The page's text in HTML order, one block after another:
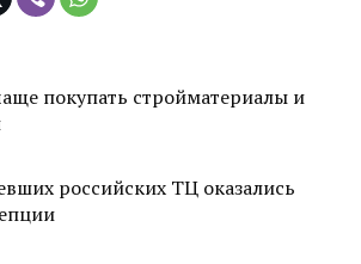
покупать стройматериалы и
российских ТЦ оказались